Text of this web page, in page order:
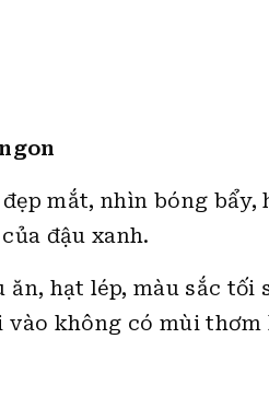
mắt, nhìn bóng bẩy,
đậu xanh.
ăn, hạt lép, màu sắc tối
không có mùi thơm